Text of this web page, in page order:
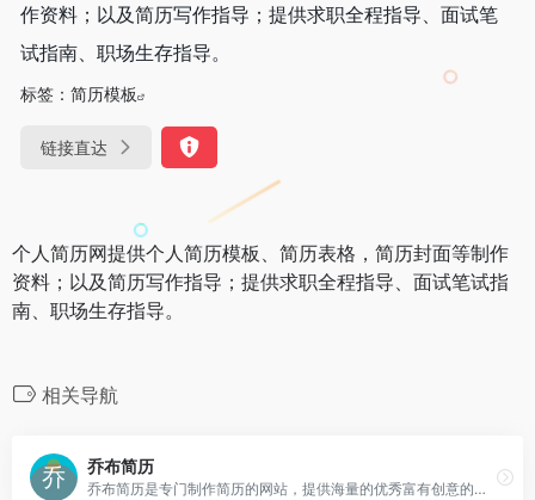
作资料；以及简历写作指导；提供求职全程指导、面试笔
试指南、职场生存指导。
标签： 简历模板
链接直达
个人简历网提供个人简历模板、简历表格，简历封面等制作
资料；以及简历写作指导；提供求职全程指导、面试笔试指
南、职场生存指导。
相关导航
乔布简历
乔布简历是专门制作简历的网站，提供海量的优秀富有创意的电子版简历模板、大学生简历模板、中英文简历模板下载。